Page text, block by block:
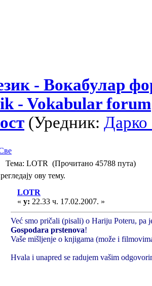
- Вокабулар
- Vokabular forum
(Уредник: Дарко
Тема: LOTR (Прочитано 45788 пута)
ову тему.
LOTR
« у: 22.33 ч. 17.02.2007. »
Već smo pričali (pisali) o Hariju Poteru, pa
Gospodara prstenova!
Vaše mišljenje o knjigama (može i
Hvala i unapred se radujem vašim